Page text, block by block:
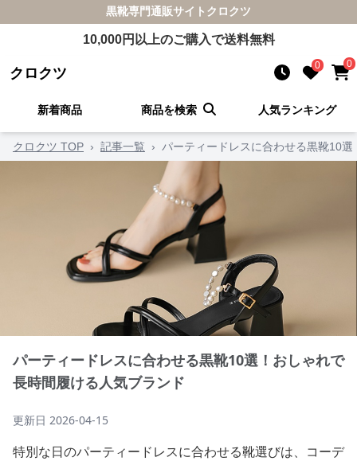
黒靴専門通販サイト クロクツ
10,000円以上のご購入で送料無料
クロクツ 0 0
新着商品 商品を検索 人気ランキング
クロクツ TOP › 記事一覧 › パーティードレスに合わせる黒靴10
パーティードレスに合わせる黒靴10選！おしゃれで
長時間履ける人気ブランド
更新日 2026-04-15
特別な日のパーティードレスに合わせる靴選びは、コーデ